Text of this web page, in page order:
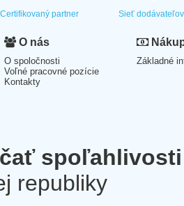
Certifikovaný partner Sieť dodávateľov
O nás
O spoločnosti
Voľné pracovné pozície
Kontakty
Základné
spoľahlivosti
republiky